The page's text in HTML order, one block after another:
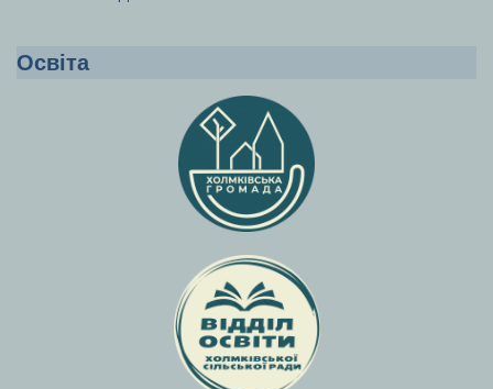
Освіта